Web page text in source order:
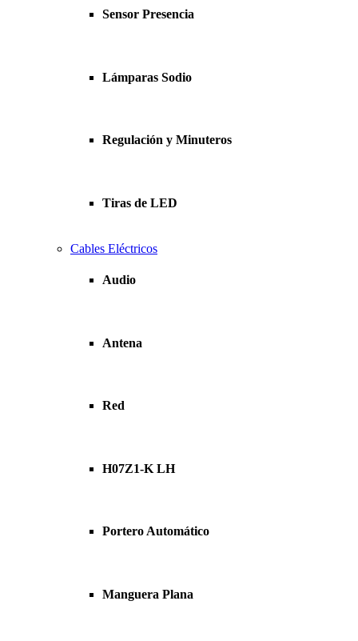
Sensor Presencia
Lámparas Sodio
Regulación y Minuteros
Tiras de LED
Cables Eléctricos
Audio
Antena
Red
H07Z1-K LH
Portero Automático
Manguera Plana